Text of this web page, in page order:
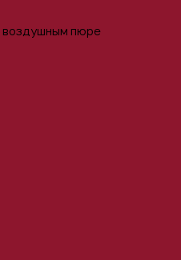
воздушным пюре